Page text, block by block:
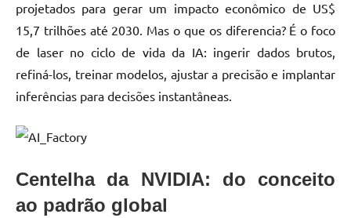
projetados para gerar um impacto econômico de US$
15,7 trilhões até 2030. Mas o que os diferencia? É o foco
de laser no ciclo de vida da IA: ingerir dados brutos,
refiná-los, treinar modelos, ajustar a precisão e implantar
inferências para decisões instantâneas.
Centelha da NVIDIA: do conceito
ao padrão global